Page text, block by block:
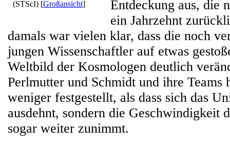
(STScI) [Großansicht]
Entdeckung aus, die
ein Jahrzehnt
damals war vielen klar, dass die noch
jungen Wissenschaftler auf etwas
Weltbild der Kosmologen deutlich
Perlmutter und Schmidt und ihre Teams
weniger festgestellt, als dass sich das
ausdehnt, sondern die Geschwindigkeit
sogar weiter zunimmt.